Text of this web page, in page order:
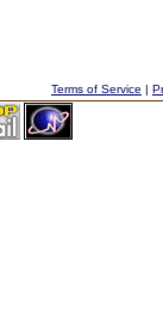
Terms of Service |